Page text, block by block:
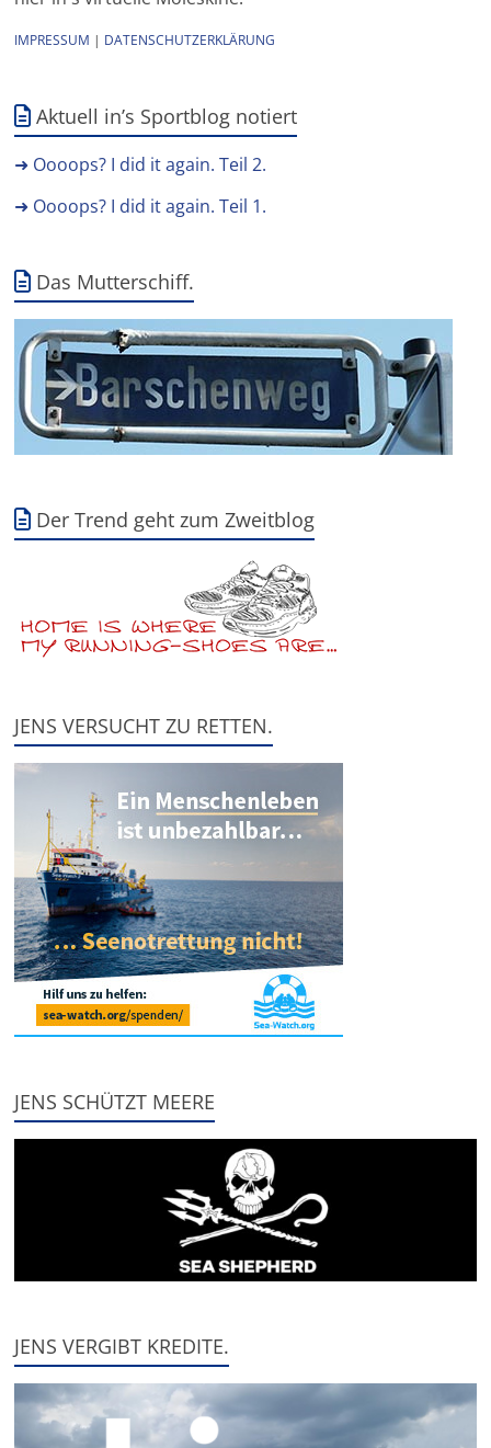
IMPRESSUM | DATENSCHUTZERKLÄRUNG
Aktuell in’s Sportblog notiert
➜ Oooops? I did it again. Teil 2.
➜ Oooops? I did it again. Teil 1.
Das Mutterschiff.
Der Trend geht zum Zweitblog
JENS VERSUCHT ZU RETTEN.
JENS SCHÜTZT MEERE
JENS VERGIBT KREDITE.